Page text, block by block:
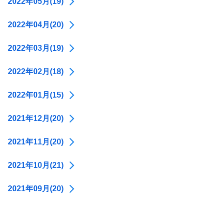
2022年04月(20)
2022年03月(19)
2022年02月(18)
2022年01月(15)
2021年12月(20)
2021年11月(20)
2021年10月(21)
2021年09月(20)